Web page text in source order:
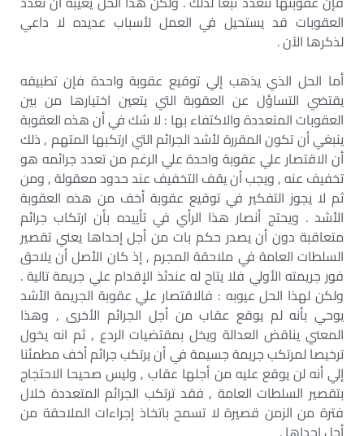
العقوبات قد يستحيل في العمل لأسباب عديده لا داعي
لذكرها الآن .
أما الحل الذي يذهب إلي توقيع عقوبة واحدة فإن تطبيقه
يقتضي التساؤل عن العقوبة التي يتعين اختيارها من بين
العقوبات المتعددة والاكتفاء بها : لا شك في أن هذه العقوبة
ينبغي أن تكون المقررة لأشد الجرائم التي ارتكبها المتهم , ذلك
أن الاقتصار علي عقوبة واحدة علي الرغم من تعدد جرائمه هو
تخفيف عنه , ويجب أن يقف التخفيف عند حدود معقولة , ومن
ثم لا يجوز التفكير في توقيع عقوبة أخف من هذه العقوبة
الأشد . ويحتج أنصار هذا الرأي في تأييده بأن ارتكاب جرائم
متعاقبة دون أن يصدر حكم بات من أجل إحداها يعني تقصير
السلطات العامة في ملاحقة المجرم , إذ كان الأصل أن يلاحق
فور جريمته الأولي فلا يتاح له عندئذ الإقدام علي جريمة تالية .
ولكن لهذا الحل عيوبه : فالاقتصار علي عقوبة الجريمة الأشد
يوحي بأنه لم يوقع عقاب من أجل الجرائم الأخرى , وهذا
المعني يناقض العدالة ويخل بمقتضيات الردع , ثم انه يخول
ترخيصا لمرتكب جريمة جسيمة في أن يرتكب جرائم أخف مطمئنا
إلي أنه لن يوقع عليه من أجلها عقاب , وليس صحيحا الاحتجاج
بتقصير السلطات العامة , فقد ترتكب الجرائم المتعددة خلال
فترة من الزمن قصيرة لا تسمح باتخاذ إجراءات الملاحقة من